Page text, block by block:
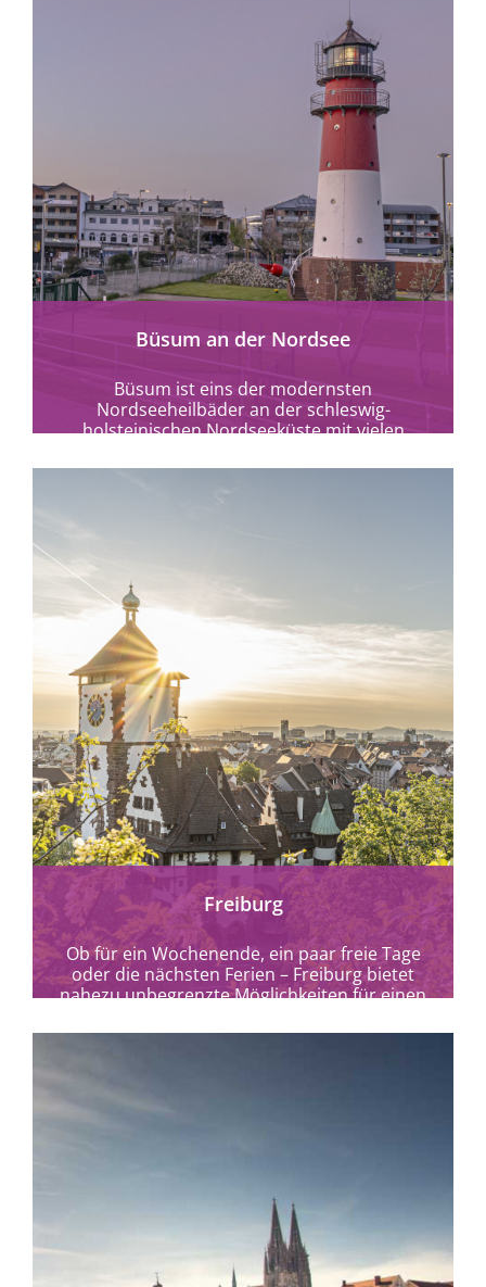
mehr erfahren
Büsum an der Nordsee
Büsum ist eins der modernsten
Nordseeheilbäder an der schleswig-
holsteinischen Nordseeküste mit vielen
mehr erfahren
Freiburg
Ob für ein Wochenende, ein paar freie Tage
oder die nächsten Ferien – Freiburg bietet
nahezu unbegrenzte Möglichkeiten für einen